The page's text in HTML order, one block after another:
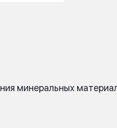
минеральных